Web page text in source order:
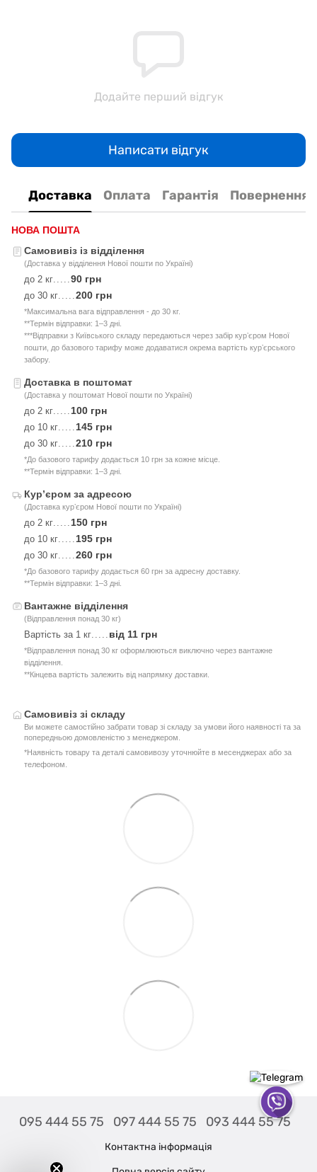
Додайте перший відгук
Написати відгук
Доставка Оплата Гарантія Повернення
НОВА ПОШТА
Самовивіз із відділення
(Доставка у відділення Нової пошти по Україні)
до 2 кг.....90 грн
до 30 кг.....200 грн
*Максимальна вага відправлення - до 30 кг.
**Термін відправки: 1–3 дні.
***Відправки з Київського складу передаються через забір курʼєром Нової
пошти, до базового тарифу може додаватися окрема вартість курʼєрського
забору.
Доставка в поштомат
(Доставка у поштомат Нової пошти по Україні)
до 2 кг..... 100 грн
до 10 кг..... 145 грн
до 30 кг.....210 грн
*До базового тарифу додається 10 грн за кожне місце.
**Термін відправки: 1–3 дні.
Курʼєром за адресою
(Доставка курʼєром Нової пошти по Україні)
до 2 кг..... 150 грн
до 10 кг..... 195 грн
до 30 кг.....260 грн
*До базового тарифу додається 60 грн за адресну доставку.
**Термін відправки: 1–3 дні.
Вантажне відділення
(Відправлення понад 30 кг)
Вартість за 1 кг..... від 11 грн
*Відправлення понад 30 кг оформлюються виключно через вантажне
відділення.
**Кінцева вартість залежить від напрямку доставки.
Самовивіз зі складу
Ви можете самостійно забрати товар зі складу за умови його наявності та за
попередньою домовленістю з менеджером.
*Наявність товару та деталі самовивозу уточнюйте в месенджерах або за
телефоном.
095 444 55 75 097 444 55 75 093 444 55 75
Контактна інформація